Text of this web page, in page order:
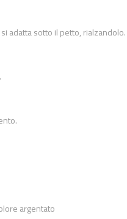
adatta sotto il petto, rialzandolo.
argentato